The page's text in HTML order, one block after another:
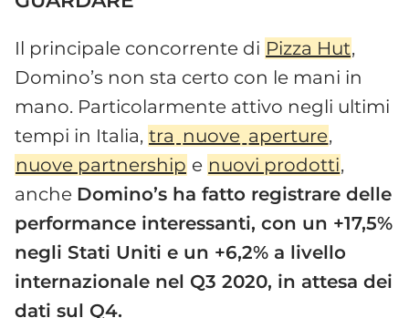
Il principale concorrente di Pizza Hut,
Domino’s non sta certo con le mani in
mano. Particolarmente attivo negli ultimi
tempi in Italia, tra nuove aperture,
nuove partnership e nuovi prodotti,
anche Domino’s ha fatto registrare delle
performance interessanti, con un +17,5%
negli Stati Uniti e un +6,2% a livello
internazionale nel Q3 2020, in attesa dei
dati sul Q4.